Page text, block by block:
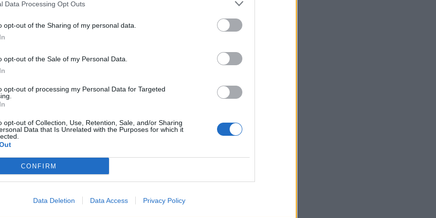
Data Processing Opt Outs
opt-out of the Sharing of my personal data.
opt-out of the Sale of my Personal Data.
opt-out of processing my Personal Data for Targeted
opt-out of Collection, Use, Retention, Sale, and/or Sharing
Data that Is Unrelated with the Purposes for which it
CONFIRM
Data Deletion Data Access Privacy Policy
είναι που υπονομεύει σε κάθε ευκαιρία
τουριστικής οικονομίας. Τουλάχιστον ,
και της επενδυτικής
αριθμούς.
για την Πελοπόννησο, πέρα από τα
φιλοφρονήσεις με όσους
υποδομές και ολιγώρησαν. Κανένα
μιας κομματικής ευφορίας και η
φιλικότητας».
προεκλογικά , τα λέει και μετεκλογικά), το
Αποβλήτων Πελοποννήσου» ανήκει
ακέραια την υπογραφή της δικής μας
την υλοποίηση, έως και την σύμβαση που